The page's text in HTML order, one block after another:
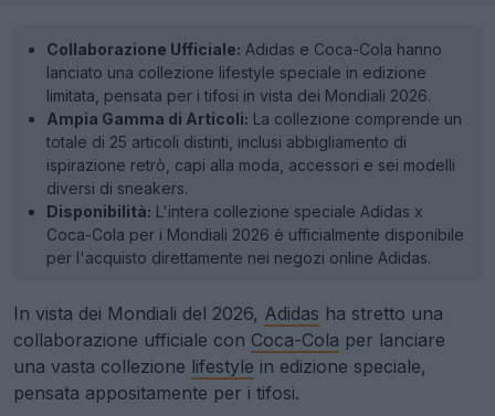
Collaborazione Ufficiale: Adidas e Coca-Cola hanno
lanciato una collezione lifestyle speciale in edizione
limitata, pensata per i tifosi in vista dei Mondiali 2026.
Ampia Gamma di Articoli: La collezione comprende un
totale di 25 articoli distinti, inclusi abbigliamento di
ispirazione retrò, capi alla moda, accessori e sei modelli
diversi di sneakers.
Disponibilità: L'intera collezione speciale Adidas x
Coca-Cola per i Mondiali 2026 è ufficialmente disponibile
per l'acquisto direttamente nei negozi online Adidas.
In vista dei Mondiali del 2026, Adidas ha stretto una
collaborazione ufficiale con Coca-Cola per lanciare
una vasta collezione lifestyle in edizione speciale,
pensata appositamente per i tifosi.